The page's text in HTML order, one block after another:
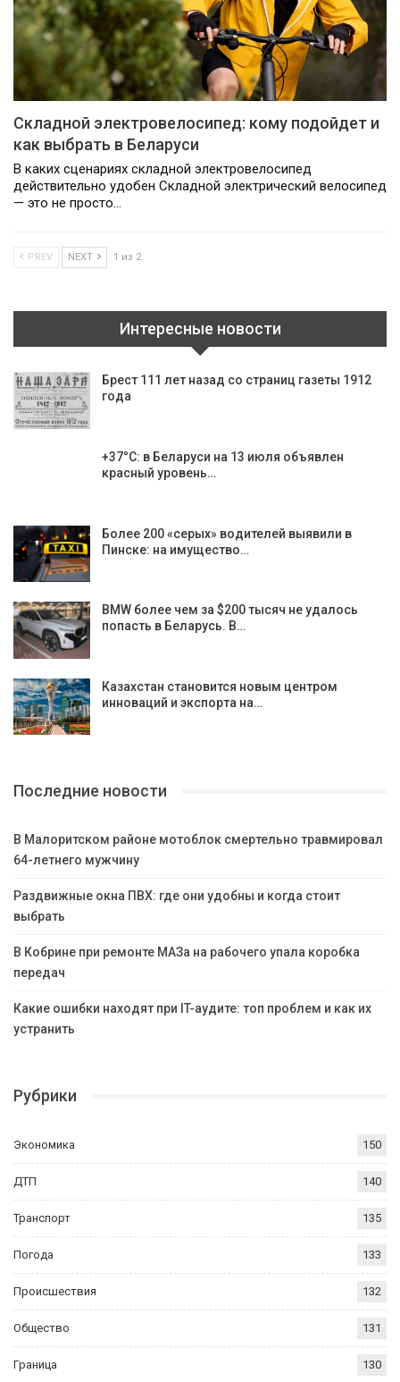
Складной электровелосипед: кому подойдет и
как выбрать в Беларуси
В каких сценариях складной электровелосипед
действительно удобен Складной электрический велосипед
— это не просто…
PREV NEXT 1 из 2
Интересные новости
Брест 111 лет назад со страниц газеты 1912
года
+37°С: в Беларуси на 13 июля объявлен
красный уровень…
Более 200 «серых» водителей выявили в
Пинске: на имущество…
BMW более чем за $200 тысяч не удалось
попасть в Беларусь. В…
Казахстан становится новым центром
инноваций и экспорта на…
Последние новости
В Малоритском районе мотоблок смертельно травмировал
64-летнего мужчину
Раздвижные окна ПВХ: где они удобны и когда стоит
выбрать
В Кобрине при ремонте МАЗа на рабочего упала коробка
передач
Какие ошибки находят при IT-аудите: топ проблем и как их
устранить
Рубрики
Экономика 150
ДТП 140
Транспорт 135
Погода 133
Происшествия 132
Общество 131
Граница 130